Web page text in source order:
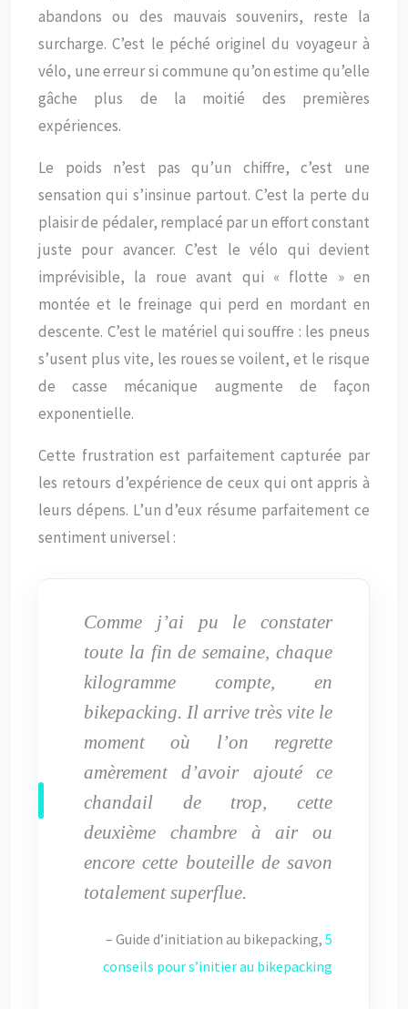
abandons ou des mauvais souvenirs, reste la
surcharge. C’est le péché originel du voyageur à
vélo, une erreur si commune qu’on estime qu’elle
gâche plus de la moitié des premières
expériences.
Le poids n’est pas qu’un chiffre, c’est une
sensation qui s’insinue partout. C’est la perte du
plaisir de pédaler, remplacé par un effort constant
juste pour avancer. C’est le vélo qui devient
imprévisible, la roue avant qui « flotte » en
montée et le freinage qui perd en mordant en
descente. C’est le matériel qui souffre : les pneus
s’usent plus vite, les roues se voilent, et le risque
de casse mécanique augmente de façon
exponentielle.
Cette frustration est parfaitement capturée par
les retours d’expérience de ceux qui ont appris à
leurs dépens. L’un d’eux résume parfaitement ce
sentiment universel :
Comme j’ai pu le constater
toute la fin de semaine, chaque
kilogramme compte, en
bikepacking. Il arrive très vite le
moment où l’on regrette
amèrement d’avoir ajouté ce
chandail de trop, cette
deuxième chambre à air ou
encore cette bouteille de savon
totalement superflue.
– Guide d’initiation au bikepacking, 5
conseils pour s’initier au bikepacking